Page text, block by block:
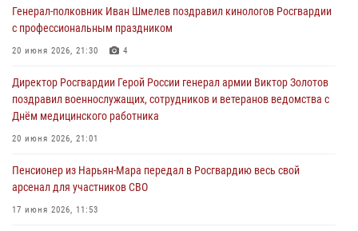
Генерал-полковник Иван Шмелев поздравил кинологов Росгвардии
с профессиональным праздником
20 июня 2026, 21:30 4
Директор Росгвардии Герой России генерал армии Виктор Золотов
поздравил военнослужащих, сотрудников и ветеранов ведомства с
Днём медицинского работника
20 июня 2026, 21:01
Пенсионер из Нарьян-Мара передал в Росгвардию весь свой
арсенал для участников СВО
17 июня 2026, 11:53